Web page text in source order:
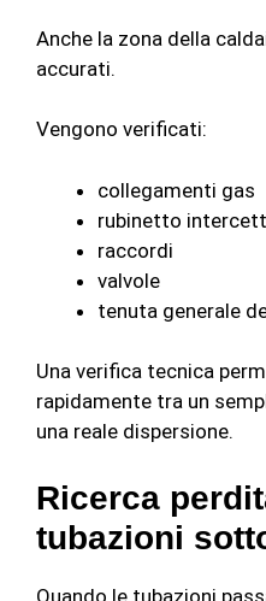
Anche la zona della
accurati.
Vengono verificati:
collegamenti gas
rubinetto
raccordi
valvole
tenuta generale
Una verifica tecnica
rapidamente tra un
una reale dispersione.
Ricerca
tubazioni
Quando le tubazioni